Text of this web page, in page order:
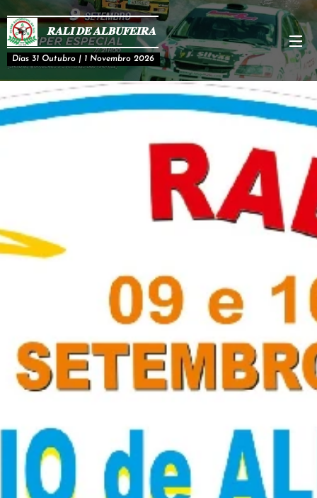
𝐑𝐀𝐋𝐈 𝐃𝐄 𝐀𝐋𝐁𝐔𝐅𝐄𝐈𝐑𝐀
Dias 31 Outubro | 1 Novembro 2026